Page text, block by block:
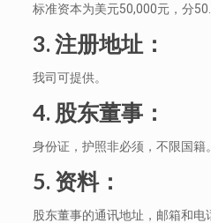
标准资本为美元50,000元，分
3. 注册地址：
我司可提供。
4. 股东董事：
身份证，护照非必须，不限国籍。
5. 资料：
股东董事的通讯地址，邮箱和电